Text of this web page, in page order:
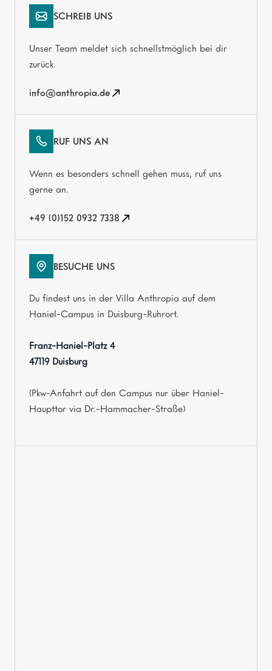
SCHREIB UNS
Unser Team meldet sich schnellstmöglich bei dir
zurück.
info@anthropia.de
RUF UNS AN
Wenn es besonders schnell gehen muss, ruf uns
gerne an.
+49 (0)152 0932 7338
BESUCHE UNS
Du findest uns in der Villa Anthropia auf dem
Haniel-Campus in Duisburg-Ruhrort.
Franz-Haniel-Platz 4
47119 Duisburg
(Pkw-Anfahrt auf den Campus nur über Haniel-
Haupttor via Dr.-Hammacher-Straße)